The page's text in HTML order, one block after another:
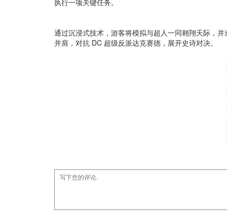
通过沉浸式技术，游客将模拟与超人一同翱翔天际，
并肩，对抗 DC 超级反派达克赛德，展开史诗对决。